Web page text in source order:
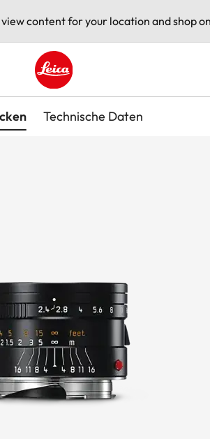
content for your location and shop
Leica logo - Home
Technische Daten